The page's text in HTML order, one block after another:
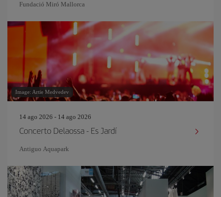
Fundació Miró Mallorca
Image: Artie Medvedev
14 ago 2026 - 14 ago 2026
Concerto Delaossa - Es Jardí
Antiguo Aquapark